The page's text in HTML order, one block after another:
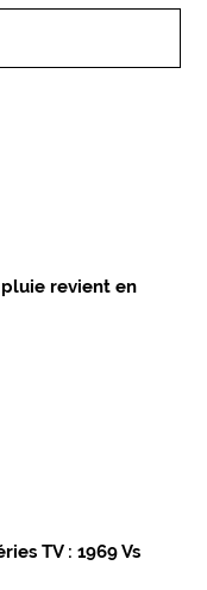
revient en
TV : 1969 Vs